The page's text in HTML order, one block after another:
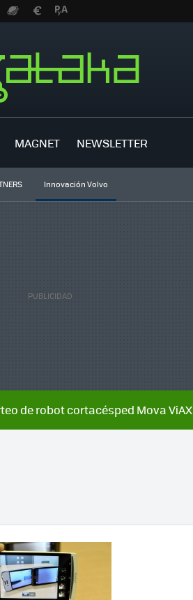
MAGNET NEWSLETTER
Innovación Volvo
de robot cortacésped Mova ViAX